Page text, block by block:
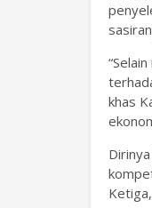
khas